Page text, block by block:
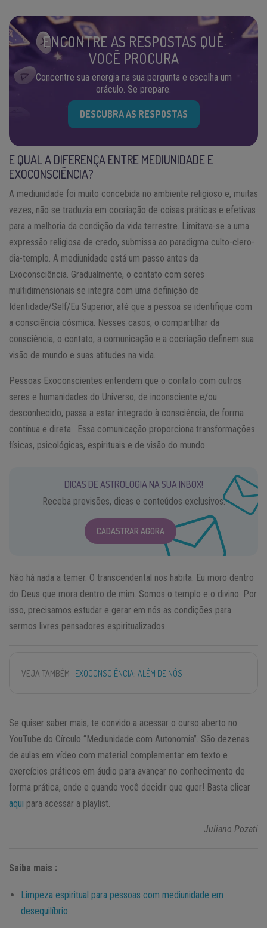
ENCONTRE AS RESPOSTAS QUE
VOCÊ PROCURA
Concentre sua energia na sua pergunta e escolha um
oráculo. Se prepare.
DESCUBRA AS RESPOSTAS
E QUAL A DIFERENÇA ENTRE MEDIUNIDADE E
EXOCONSCIÊNCIA?
A mediunidade foi muito concebida no ambiente religioso e, muitas
vezes, não se traduzia em cocriação de coisas práticas e efetivas
para a melhoria da condição da vida terrestre. Limitava-se a uma
expressão religiosa de credo, submissa ao paradigma culto-clero-
dia-templo. A mediunidade está um passo antes da
Exoconsciência. Gradualmente, o contato com seres
multidimensionais se integra com uma definição de
Identidade/Self/Eu Superior, até que a pessoa se identifique com
a consciência cósmica. Nesses casos, o compartilhar da
consciência, o contato, a comunicação e a cocriação definem sua
visão de mundo e suas atitudes na vida.
Pessoas Exoconscientes entendem que o contato com outros
seres e humanidades do Universo, de inconsciente e/ou
desconhecido, passa a estar integrado à consciência, de forma
contínua e direta. Essa comunicação proporciona transformações
físicas, psicológicas, espirituais e de visão do mundo.
DICAS DE ASTROLOGIA NA SUA INBOX!
Receba previsões, dicas e conteúdos exclusivos.
CADASTRAR AGORA
Não há nada a temer. O transcendental nos habita. Eu moro dentro
do Deus que mora dentro de mim. Somos o templo e o divino. Por
isso, precisamos estudar e gerar em nós as condições para
sermos livres pensadores espiritualizados.
VEJA TAMBÉM EXOCONSCIÊNCIA: ALÉM DE NÓS
Se quiser saber mais, te convido a acessar o curso aberto no
YouTube do Círculo “Mediunidade com Autonomia”. São dezenas
de aulas em vídeo com material complementar em texto e
exercícios práticos em áudio para avançar no conhecimento de
forma prática, onde e quando você decidir que quer! Basta clicar
aqui para acessar a playlist.
Juliano Pozati
Saiba mais :
Limpeza espiritual para pessoas com mediunidade em
desequilíbrio